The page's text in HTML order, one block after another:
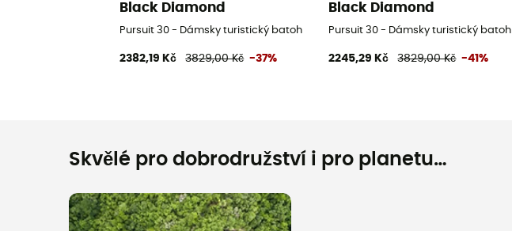
Black Diamond
Pursuit 30 - Dámsky turistický batoh
2382,19 Kč 3829,00 Kč -37%
Black Diamond
Pursuit 30 - Dámsky turistický batoh
2245,29 Kč 3829,00 Kč -41%
Skvělé pro dobrodružství i pro planetu…